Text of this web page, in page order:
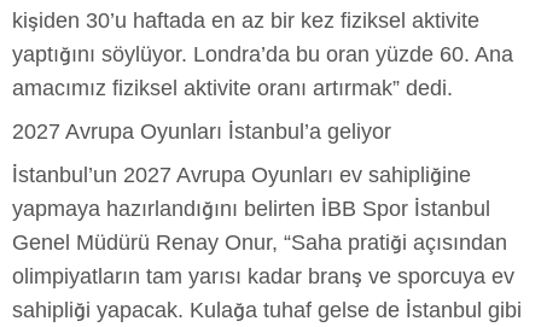
kişiden 30’u haftada en az bir kez fiziksel aktivite
yaptığını söylüyor. Londra’da bu oran yüzde 60. Ana
amacımız fiziksel aktivite oranı artırmak” dedi.
2027 Avrupa Oyunları İstanbul’a geliyor
İstanbul’un 2027 Avrupa Oyunları ev sahipliğine
yapmaya hazırlandığını belirten İBB Spor İstanbul
Genel Müdürü Renay Onur, “Saha pratiği açısından
olimpiyatların tam yarısı kadar branş ve sporcuya ev
sahipliği yapacak. Kulağa tuhaf gelse de İstanbul gibi